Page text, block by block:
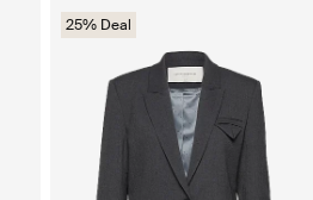
25% Deal